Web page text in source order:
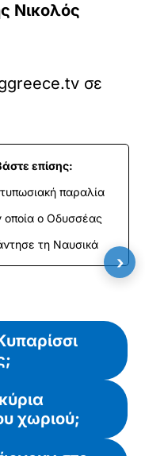
Νικολός
σε
επίσης:
παραλία
οποία ο Οδυσσέας
τη Ναυσικά
χωριού;
›